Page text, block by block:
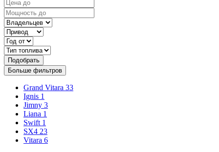
Подобрать
Больше фильтров
Grand Vitara 33
Ignis 1
Jimny 3
Liana 1
Swift 1
SX4 23
Vitara 6